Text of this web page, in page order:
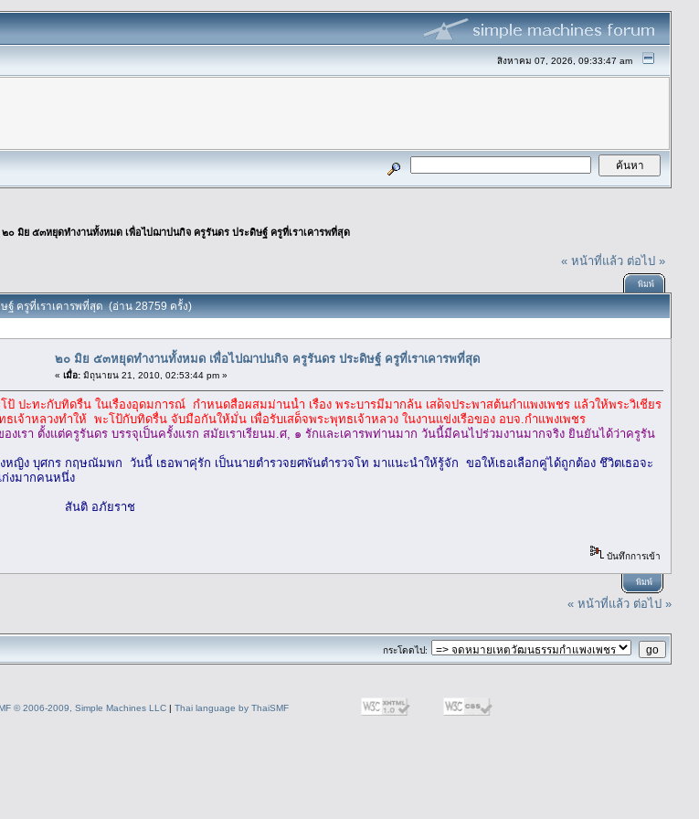
สิงหาคม 07, 2026, 09:33:47 am
๒๐ มิย ๕๓หยุดทำงานทั้งหมด เพื่อไปฌาปนกิจ ครูรันดร ประดิษฐ์ ครูที่เราเคารพที่สุด
« หน้าที่แล้ว ต่อไป »
พิมพ์
ครูที่เราเคารพที่สุด (อ่าน 28759 ครั้ง)
๒๐ มิย ๕๓หยุดทำงานทั้งหมด เพื่อไปฌาปนกิจ ครูรันดร ประดิษฐ์ ครูที่เราเคารพที่สุด
« เมื่อ: มิถุนายน 21, 2010, 02:53:44 pm »
ป้ ปะทะกับทิดรื่น ในเรื่องอุดมการณ์ กำหนดสื่อผสมม่านน้ำ เรื่อง พระบารมีมากล้น เสด็จประพาสต้นกำแพงเพชร แล้วให้พระวิเชียร
เจ้าหลวงทำให้ พะโป้กับทิดรื่น จับมือกันให้มั่น เพื่อรับเสด็จพระพุทธเจ้าหลวง ในงานแข่งเรือของ อบจ.กำแพงเพชร
เรา ตั้งแต่ครูรันดร บรรจุเป็นครั้งแรก สมัยเราเรียนม.ศ, ๑ รักและเคารพท่านมาก วันนี้มีคนไปร่วมงานมากจริง ยินยันได้ว่าครูรัน
ง บุศกร กฤษณัมพก วันนี้ เธอพาคุ่รัก เป็นนายตำรวจยศพันตำรวจโท มาแนะนำให้รู้จัก ขอให้เธอเลือกคู่ได้ถูกต้อง ชึวิตเธอจะ
งมากคนหนึ่ง
าช
บันทึกการเข้า
พิมพ์
« หน้าที่แล้ว ต่อไป »
กระโดดไป:
© 2006-2009, Simple Machines LLC| Thai language by ThaiSMF